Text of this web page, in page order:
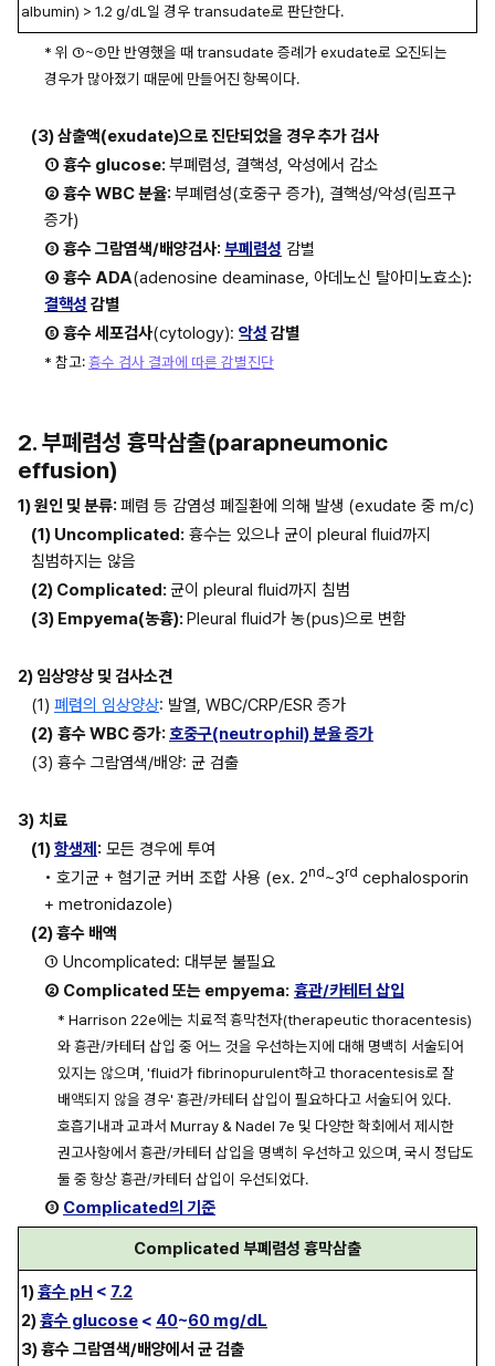
albumin) > 1.2 g/dL일 경우 transudate로 판단한다.
* 위 ①~③만 반영했을 때 transudate 증례가 exudate로 오진되는
경우가 많아졌기 때문에 만들어진 항목이다.
(3) 삼출액(exudate)으로 진단되었을 경우 추가 검사
① 흉수 glucose: 부폐렴성, 결핵성, 악성에서 감소
② 흉수 WBC 분율: 부폐렴성(호중구 증가), 결핵성/악성(림프구
증가)
③ 흉수 그람염색/배양검사: 부폐렴성 감별
④ 흉수 ADA(adenosine deaminase, 아데노신 탈아미노효소):
결핵성 감별
⑤ 흉수 세포검사(cytology): 악성 감별
* 참고: 흉수 검사 결과에 따른 감별진단
2. 부폐렴성 흉막삼출(parapneumonic
effusion)
1) 원인 및 분류: 폐렴 등 감염성 폐질환에 의해 발생 (exudate 중 m/c)
(1) Uncomplicated: 흉수는 있으나 균이 pleural fluid까지
침범하지는 않음
(2) Complicated: 균이 pleural fluid까지 침범
(3) Empyema(농흉): Pleural fluid가 농(pus)으로 변함
2) 임상양상 및 검사소견
(1) 폐렴의 임상양상: 발열, WBC/CRP/ESR 증가
(2) 흉수 WBC 증가: 호중구(neutrophil) 분율 증가
(3) 흉수 그람염색/배양: 균 검출
3) 치료
(1) 항생제 : 모든 경우에 투여
• 호기균 + 혐기균 커버 조합 사용 (ex. 2nd~3rd cephalosporin
+ metronidazole)
(2) 흉수 배액
① Uncomplicated: 대부분 불필요
② Complicated 또는 empyema: 흉관/카테터 삽입
* Harrison 22e에는 치료적 흉막천자(therapeutic thoracentesis)
와 흉관/카테터 삽입 중 어느 것을 우선하는지에 대해 명백히 서술되어
있지는 않으며, 'fluid가 fibrinopurulent하고 thoracentesis로 잘
배액되지 않을 경우' 흉관/카테터 삽입이 필요하다고 서술되어 있다.
호흡기내과 교과서 Murray & Nadel 7e 및 다양한 학회에서 제시한
권고사항에서 흉관/카테터 삽입을 명백히 우선하고 있으며, 국시 정답도
둘 중 항상 흉관/카테터 삽입이 우선되었다.
③ Complicated의 기준
Complicated 부폐렴성 흉막삼출
1) 흉수 pH < 7.2
2) 흉수 glucose < 40~60 mg/dL
3) 흉수 그람염색/배양에서 균 검출